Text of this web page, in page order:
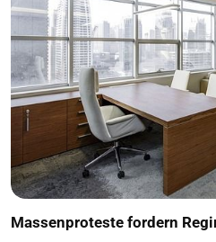
Massenproteste fordern